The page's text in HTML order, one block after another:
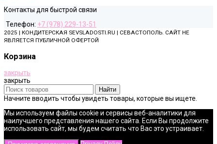
Контакты для быстрой связи
Телефон: +7 (978) 229-13-51
2025 | КОНДИТЕРСКАЯ SEVSLADOSTI.RU | СЕВАСТОПОЛЬ. САЙТ НЕ
ЯВЛЯЕТСЯ ПУБЛИЧНОЙ ОФЕРТОЙ
Корзина
закрыть
закрыть
Найти
Начните вводить чтобы увидеть товары, которые вы ищете.
Мы используем файлы cookie и сервисы веб-аналитики для
наилучшего представления нашего сайта. Если Вы продолжите
использовать сайт, мы будем считать что Вас это устраивает.